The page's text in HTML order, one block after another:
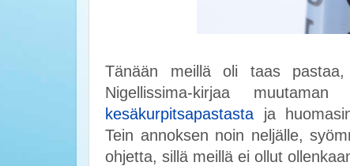
Tänään meillä oli taas
Nigellissima-kirjaa
kesäkurpitsapastasta ja
Tein annoksen noin neljälle,
ohjetta, sillä meillä ei ollut